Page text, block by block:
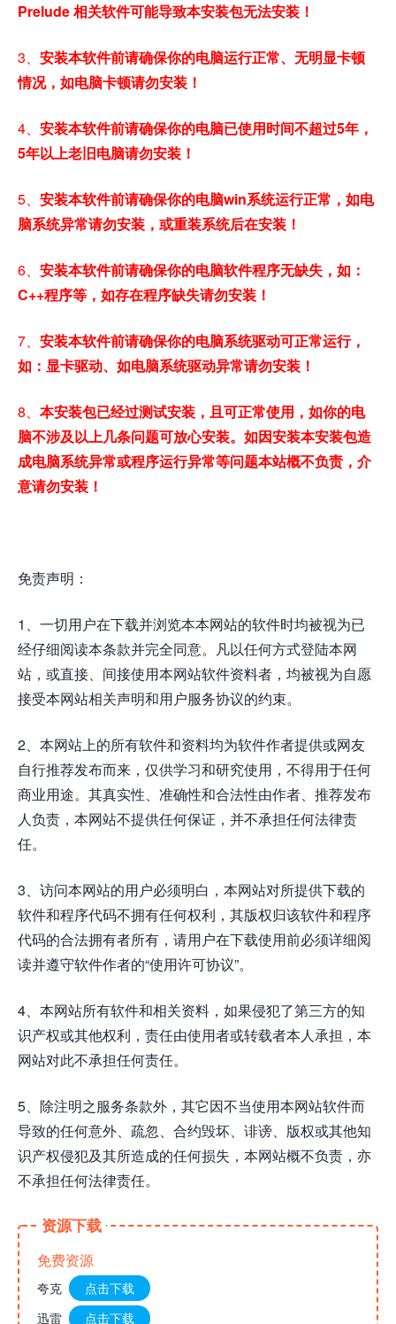
Prelude 相关软件可能导致本安装包无法安装！
3、 安装本软件前请确保你的电脑运行正常、无明显卡顿
情况，如电脑卡顿请勿安装！
4、 安装本软件前请确保你的电脑已使用时间不超过5年，
5年以上老旧电脑请勿安装！
5、 安装本软件前请确保你的电脑win系统运行正常，如电
脑系统异常请勿安装，或重装系统后在安装！
6、 安装本软件前请确保你的电脑软件程序无缺失，如：
C++程序等，如存在程序缺失请勿安装！
7、 安装本软件前请确保你的电脑系统驱动可正常运行，
如：显卡驱动、如电脑系统驱动异常请勿安装！
8、 本安装包已经过测试安装，且可正常使用，如你的电
脑不涉及以上几条问题可放心安装。如因安装本安装包造
成电脑系统异常或程序运行异常等问题本站概不负责，介
意请勿安装！
免责声明：
1、一切用户在下载并浏览本本网站的软件时均被视为已
经仔细阅读本条款并完全同意。凡以任何方式登陆本网
站，或直接、间接使用本网站软件资料者，均被视为自愿
接受本网站相关声明和用户服务协议的约束。
2、本网站上的所有软件和资料均为软件作者提供或网友
自行推荐发布而来，仅供学习和研究使用，不得用于任何
商业用途。其真实性、准确性和合法性由作者、推荐发布
人负责，本网站不提供任何保证，并不承担任何法律责
任。
3、访问本网站的用户必须明白，本网站对所提供下载的
软件和程序代码不拥有任何权利，其版权归该软件和程序
代码的合法拥有者所有，请用户在下载使用前必须详细阅
读并遵守软件作者的“使用许可协议”。
4、本网站所有软件和相关资料，如果侵犯了第三方的知
识产权或其他权利，责任由使用者或转载者本人承担，本
网站对此不承担任何责任。
5、除注明之服务条款外，其它因不当使用本网站软件而
导致的任何意外、疏忽、合约毁坏、诽谤、版权或其他知
识产权侵犯及其所造成的任何损失，本网站概不负责，亦
不承担任何法律责任。
资源下载
免费资源
夸克
点击下载
迅雷
点击下载